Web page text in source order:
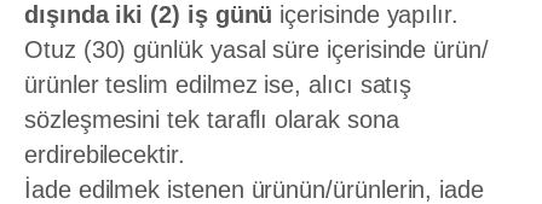
dışında iki (2) iş günü içerisinde yapılır.
Otuz (30) günlük yasal süre içerisinde ürün/
ürünler teslim edilmez ise, alıcı satış
sözleşmesini tek taraflı olarak sona
erdirebilecektir.
İade edilmek istenen ürünün/ürünlerin, iade